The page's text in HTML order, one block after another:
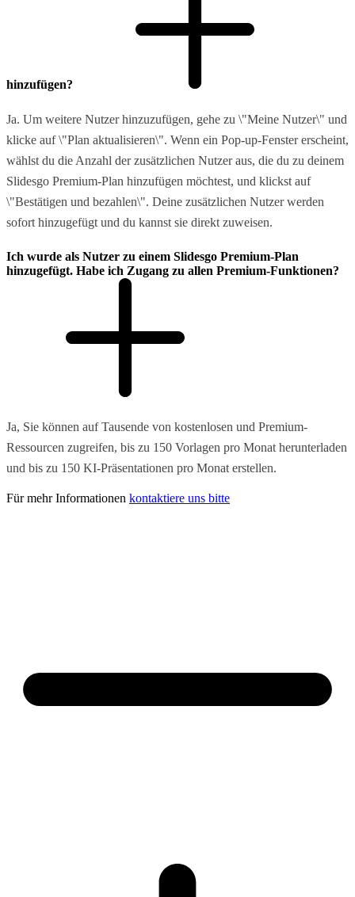
hinzufügen?
Ja. Um weitere Nutzer hinzuzufügen, gehe zu \"Meine Nutzer\" und
klicke auf \"Plan aktualisieren\". Wenn ein Pop-up-Fenster erscheint,
wählst du die Anzahl der zusätzlichen Nutzer aus, die du zu deinem
Slidesgo Premium-Plan hinzufügen möchtest, und klickst auf
\"Bestätigen und bezahlen\". Deine zusätzlichen Nutzer werden
sofort hinzugefügt und du kannst sie direkt zuweisen.
Ich wurde als Nutzer zu einem Slidesgo Premium-Plan
hinzugefügt. Habe ich Zugang zu allen Premium-Funktionen?
Ja, Sie können auf Tausende von kostenlosen und Premium-
Ressourcen zugreifen, bis zu 150 Vorlagen pro Monat herunterladen
und bis zu 150 KI-Präsentationen pro Monat erstellen.
Für mehr Informationen kontaktiere uns bitte